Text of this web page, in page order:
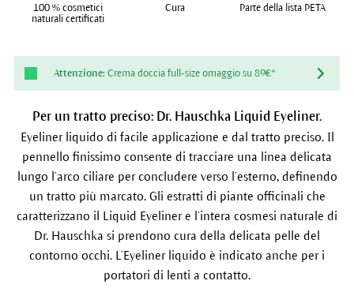
Per un tratto preciso: Dr. Hauschka Liquid Eyeliner.
Eyeliner liquido di facile applicazione e dal tratto preciso. Il
pennello finissimo consente di tracciare una linea delicata
lungo l’arco ciliare per concludere verso l’esterno, definendo
un tratto più marcato. Gli estratti di piante officinali che
caratterizzano il Liquid Eyeliner e l’intera cosmesi naturale di
Dr. Hauschka si prendono cura della delicata pelle del
contorno occhi. L’Eyeliner liquido è indicato anche per i
portatori di lenti a contatto.
100 % cosmetici
naturali certificati
Cura Parte della lista PETA
Attenzione: Crema doccia full-size omaggio su 89€*